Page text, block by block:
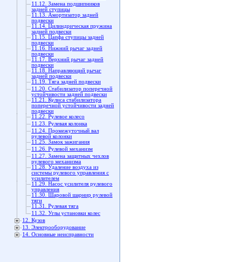
11.12. Замена подшипников
задней ступицы
11.13. Амортизатор задней
подвески
11.14. Цилиндрическая пружина
задней подвески
11.15. Цапфа ступицы задней
подвески
11.16. Нижний рычаг задней
подвески
11.17. Верхний рычаг задней
подвески
11.18. Направляющий рычаг
задней подвески
11.19. Тяга задней подвески
11.20. Стабилизатор поперечной
устойчивости задней подвески
11.21. Кулиса стабилизатора
поперечной устойчивости задней
подвески
11.22. Рулевое колесо
11.23. Рулевая колонка
11.24. Промежуточный вал
рулевой колонки
11.25. Замок зажигания
11.26. Рулевой механизм
11.27. Замена защитных чехлов
рулевого механизма
11.28. Удаление воздуха из
системы рулевого управления с
усилителем
11.29. Насос усилителя рулевого
управления
11.30. Шаровой шарнир рулевой
тяги
11.31. Рулевая тяга
11.32. Углы установки колес
12. Кузов
13. Электрооборудование
14. Основные неисправности